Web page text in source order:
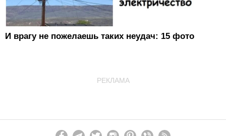
И врагу не пожелаешь таких неудач: 15 фото
РЕКЛАМА